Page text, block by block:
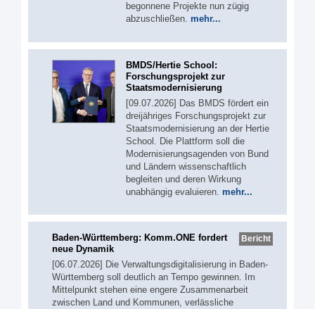
begonnene Projekte nun zügig
abzuschließen. mehr...
BMDS/Hertie School:
Forschungsprojekt zur
Staatsmodernisierung
[09.07.2026] Das BMDS fördert ein
dreijähriges Forschungsprojekt zur
Staatsmodernisierung an der Hertie
School. Die Plattform soll die
Modernisierungsagenden von Bund
und Ländern wissenschaftlich
begleiten und deren Wirkung
unabhängig evaluieren. mehr...
Bericht
Baden-Württemberg: Komm.ONE fordert
neue Dynamik
[06.07.2026] Die Verwaltungsdigitalisierung in Baden-
Württemberg soll deutlich an Tempo gewinnen. Im
Mittelpunkt stehen eine engere Zusammenarbeit
zwischen Land und Kommunen, verlässliche